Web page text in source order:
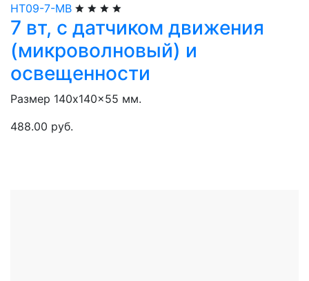
НТ09-7-МВ
7 вт, с датчиком движения
(микроволновый) и
освещенности
Размер 140x140x55 мм.
488.00 руб.